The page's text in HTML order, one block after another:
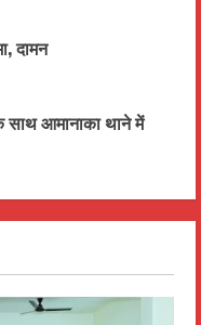
दामन
साथ आमानाका थाने में